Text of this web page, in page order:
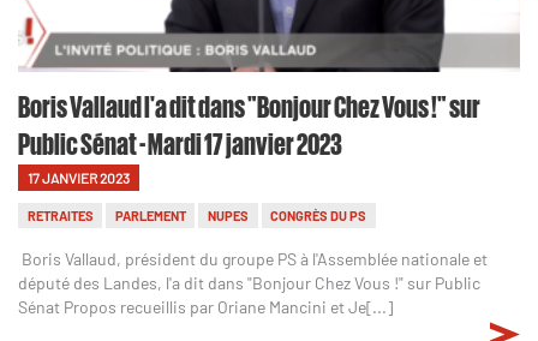
Boris Vallaud l'a dit dans "Bonjour Chez Vous !" sur
Public Sénat - Mardi 17 janvier 2023
17 JANVIER 2023
RETRAITES PARLEMENT NUPES CONGRÈS DU PS
Boris Vallaud, président du groupe PS à l'Assemblée nationale et
député des Landes, l'a dit dans "Bonjour Chez Vous !" sur Public
Sénat Propos recueillis par Oriane Mancini et Je[...]